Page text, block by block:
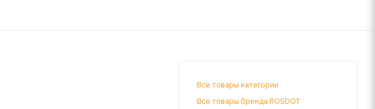
Все товары категории
Все товары бренда ROSDОТ